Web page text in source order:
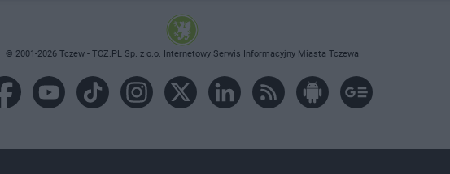
© 2001-2026 Tczew - TCZ.PL Sp. z o.o. Internetowy Serwis Informacyjny Miasta Tczewa